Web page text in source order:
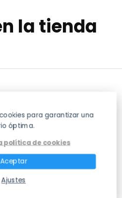
la tienda
sobre Huesos
para garantizar una
óptima.
política de cookies
Aceptar
Ajustes